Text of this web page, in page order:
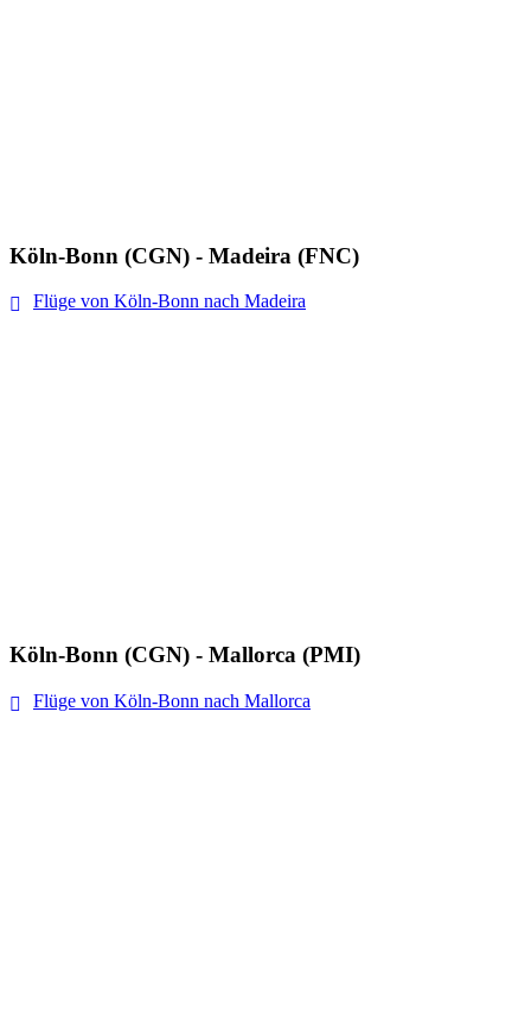
Köln-Bonn (CGN) - Madeira (FNC)
Flüge von Köln-Bonn nach Madeira
Köln-Bonn (CGN) - Mallorca (PMI)
Flüge von Köln-Bonn nach Mallorca